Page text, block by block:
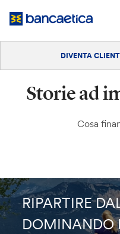
Diventa cliente
DIVENTA
Storie ad
Cosa
RIPARTIRE
DOMINANDO